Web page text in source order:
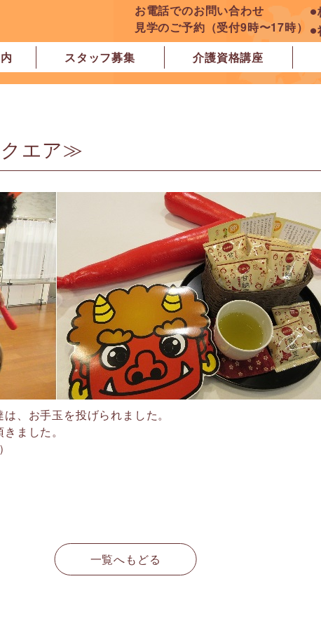
お電話でのお問い合わせ
見学のご予約（受付9時〜17時）
市
ぽれぽれ学園前レジデンス
ぽれぽれ登美ヶ丘
ぽれぽれ四条大路
ぽれぽれ東登美ヶ丘
ぽれぽれケアセンター青山
市 ぽれぽれ中和
ぽれぽれ橿原在宅支援相談センター
ぽれぽれケアセンター 白橿
ぽれぽれ白橿コンフォート
ぽれぽれ八木西スクエア
橿原市地域包括支援センター北エリア
スタッフ募集 介護資格講座
エア≫
、お手玉を投げられました。
ました。
一覧へもどる